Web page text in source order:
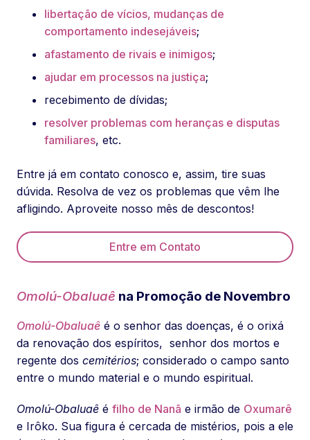
libertação de vícios, mudanças de
comportamento indesejáveis;
afastamento de rivais e inimigos;
ajudar em processos na justiça;
recebimento de dívidas;
resolver problemas com heranças e disputas
familiares, etc.
Entre já em contato conosco e, assim, tire suas
dúvida. Resolva de vez os problemas que vêm lhe
afligindo. Aproveite nosso mês de descontos!
Entre em Contato
Omolú-Obaluaê na Promoção de Novembro
Omolú-Obaluaê é o senhor das doenças, é o orixá
da renovação dos espíritos, senhor dos mortos e
regente dos cemitérios; considerado o campo santo
entre o mundo material e o mundo espiritual.
Omolú-Obaluaê é filho de Nanã e irmão de Oxumarê
e Irôko. Sua figura é cercada de mistérios, pois a ele